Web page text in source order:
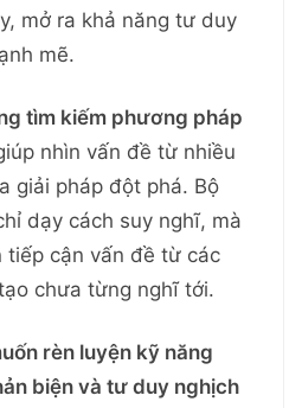
mở ra khả năng tư duy
mẽ.
tìm kiếm phương pháp
nhìn vấn đề từ nhiều
giải pháp đột phá. Bộ
dạy cách suy nghĩ, mà
tiếp cận vấn đề từ các
chưa từng nghĩ tới.
rèn luyện kỹ năng
biện và tư duy nghịch